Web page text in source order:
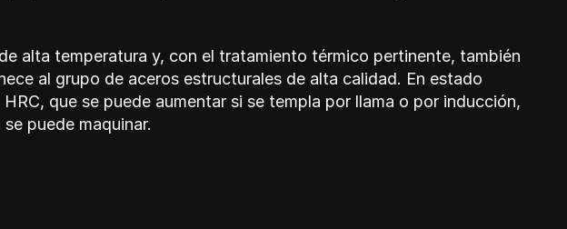
alta temperatura y, con el tratamiento térmico pertinente, también
al grupo de aceros estructurales de alta calidad. En estado
que se puede aumentar si se templa por llama o por inducción,
puede maquinar.